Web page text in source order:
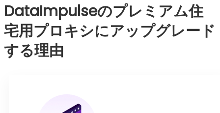
DataImpulseのプレミアム住
宅用プロキシにアップグレード
する理由